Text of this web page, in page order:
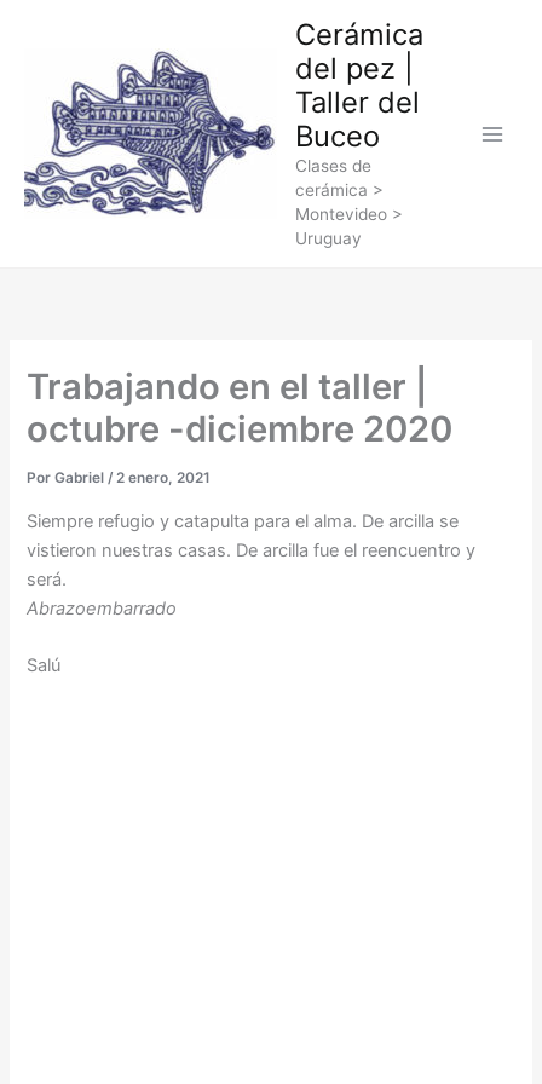
Cerámica
del pez |
Taller del
Buceo
Clases de
cerámica >
Montevideo >
Uruguay
Trabajando en el taller |
octubre -diciembre 2020
PorGabriel/2 enero, 2021
Siempre refugio y catapulta para el alma. De arcilla se
vistieron nuestras casas. De arcilla fue el reencuentro y
será.
Abrazoembarrado
Salú